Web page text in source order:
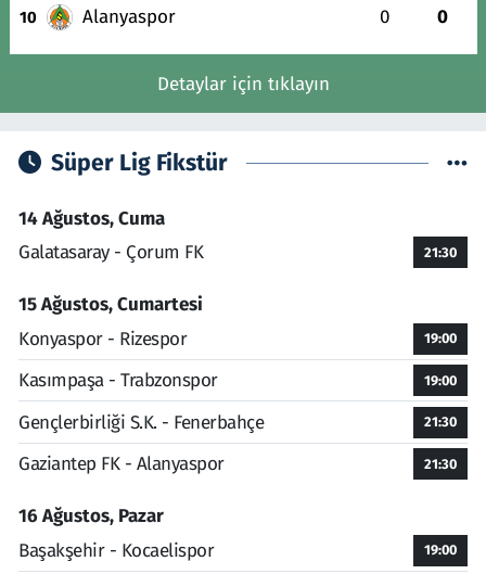
10 Alanyaspor 0 0
Detaylar için tıklayın
Süper Lig Fikstür
14 Ağustos, Cuma
Galatasaray - Çorum FK
21:30
15 Ağustos, Cumartesi
Konyaspor - Rizespor
19:00
Kasımpaşa - Trabzonspor 19:00
Gençlerbirliği S.K. - Fenerbahçe 21:30
Gaziantep FK - Alanyaspor 21:30
16 Ağustos, Pazar
Başakşehir - Kocaelispor
19:00